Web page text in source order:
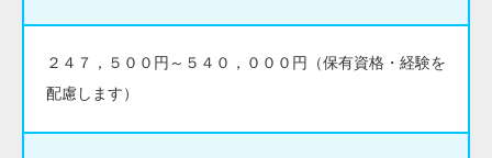
２４７，５００円～５４０，０００円（保有資格・経験を
配慮します）